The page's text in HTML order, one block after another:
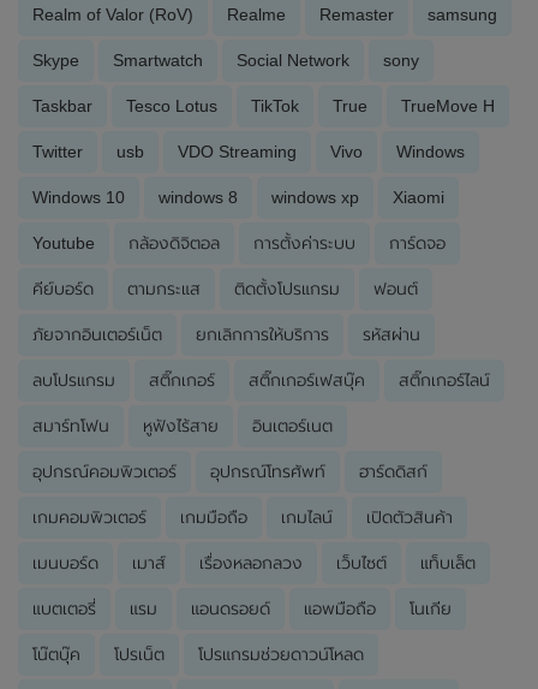
Realm of Valor (RoV) Realme Remaster samsung
Skype Smartwatch Social Network sony
Taskbar Tesco Lotus TikTok True TrueMove H
Twitter usb VDO Streaming Vivo Windows
Windows 10 windows 8 windows xp Xiaomi
Youtube กล้องดิจิตอล การตั้งค่าระบบ การ์ดจอ
คีย์บอร์ด ตามกระแส ติดตั้งโปรแกรม ฟอนต์
ภัยจากอินเตอร์เน็ต ยกเลิกการให้บริการ รหัสผ่าน
ลบโปรแกรม สติ๊กเกอร์ สติ๊กเกอร์เฟสบุ๊ค สติ๊กเกอร์ไลน์
สมาร์ทโฟน หูฟังไร้สาย อินเตอร์เนต
อุปกรณ์คอมพิวเตอร์ อุปกรณ์โทรศัพท์ ฮาร์ดดิสก์
เกมคอมพิวเตอร์ เกมมือถือ เกมไลน์ เปิดตัวสินค้า
เมนบอร์ด เมาส์ เรื่องหลอกลวง เว็บไซต์ แท็บเล็ต
แบตเตอรี่ แรม แอนดรอยด์ แอพมือถือ โนเกีย
โน๊ตบุ๊ค โปรเน็ต โปรแกรมช่วยดาวน์โหลด